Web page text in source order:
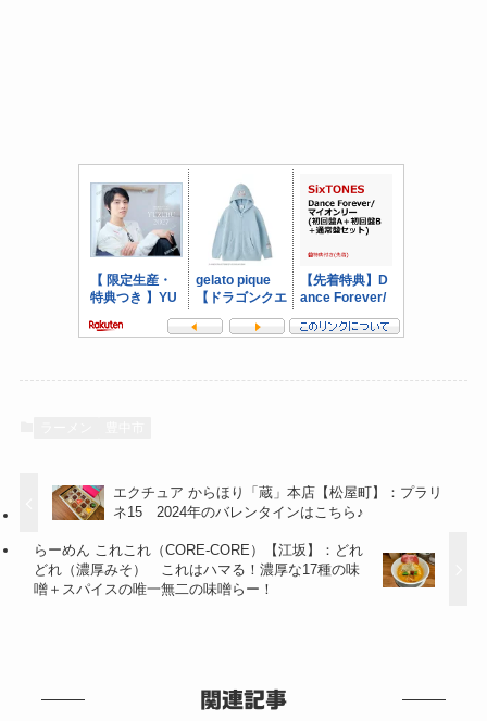
エクチュア からほり「蔵」本店【松屋町】：プラリ
ネ15 2024年のバレンタインはこちら♪
らーめん これこれ（CORE-CORE）【江坂】：どれ
どれ（濃厚みそ） これはハマる！濃厚な17種の味
噌＋スパイスの唯一無二の味噌らー！
関連記事